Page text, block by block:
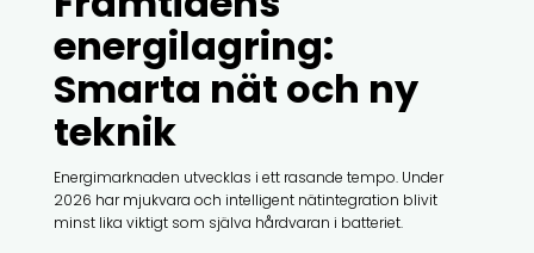
energilagring:
Smarta nät och ny
teknik
Energimarknaden utvecklas i ett rasande tempo. Under
2026 har mjukvara och intelligent nätintegration blivit
minst lika viktigt som själva hårdvaran i batteriet.